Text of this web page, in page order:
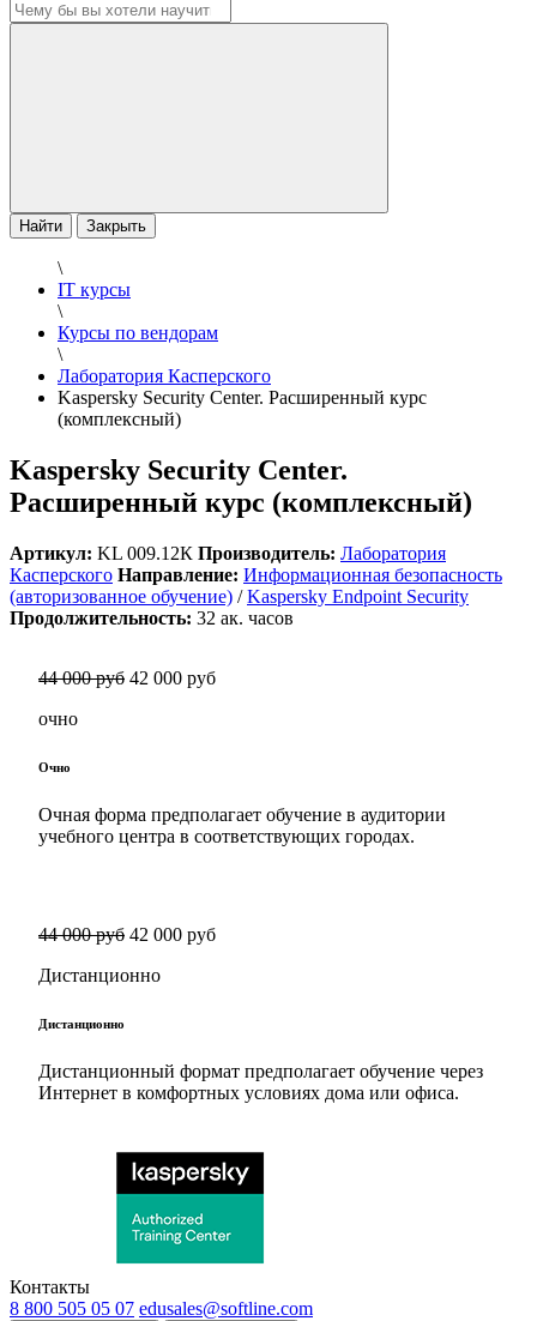
Найти Закрыть
\
IT курсы
\
Курсы по вендорам
\
Лаборатория Касперского
Kaspersky Security Center. Расширенный курс
(комплексный)
Kaspersky Security Center.
Расширенный курс (комплексный)
Артикул: KL 009.12К Производитель: Лаборатория
Касперского Направление: Информационная безопасность
(авторизованное обучение) /Kaspersky Endpoint Security
Продолжительность: 32 ак. часов
44 000 руб 42 000 руб
очно
Очно
Очная форма предполагает обучение в аудитории
учебного центра в соответствующих городах.
44 000 руб 42 000 руб
Дистанционно
Дистанционно
Дистанционный формат предполагает обучение через
Интернет в комфортных условиях дома или офиса.
Контакты
8 800 505 05 07 edusales@softline.com